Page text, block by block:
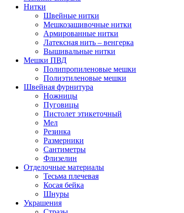
Нитки
Швейные нитки
Мешкозашивочные нитки
Армированные нитки
Латексная нить – венгерка
Вышивальные нитки
Мешки ПВД
Полипропиленовые мешки
Полиэтиленовые мешки
Швейная фурнитура
Ножницы
Пуговицы
Пистолет этикеточный
Мел
Резинка
Размерники
Сантиметры
Флизелин
Отделочные материалы
Тесьма плечевая
Косая бейка
Шнуры
Украшения